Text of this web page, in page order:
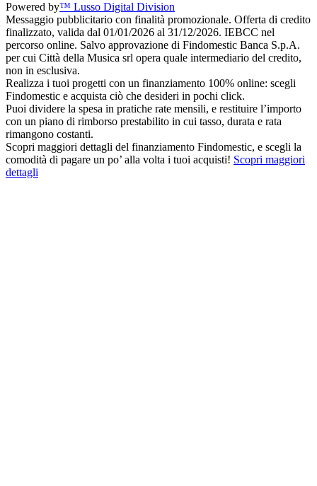
Powered by™ Lusso Digital Division
Messaggio pubblicitario con finalità promozionale. Offerta di credito
finalizzato, valida dal 01/01/2026 al 31/12/2026. IEBCC nel
percorso online. Salvo approvazione di Findomestic Banca S.p.A.
per cui Città della Musica srl opera quale intermediario del credito,
non in esclusiva.
Realizza i tuoi progetti con un finanziamento 100% online: scegli
Findomestic e acquista ciò che desideri in pochi click.
Puoi dividere la spesa in pratiche rate mensili, e restituire l’importo
con un piano di rimborso prestabilito in cui tasso, durata e rata
rimangono costanti.
Scopri maggiori dettagli del finanziamento Findomestic, e scegli la
comodità di pagare un po’ alla volta i tuoi acquisti! Scopri maggiori
dettagli